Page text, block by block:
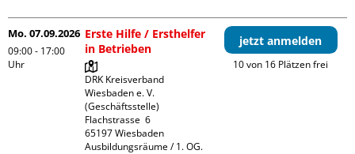
Mo. 07.09.2026
09:00 - 17:00
Uhr
Erste Hilfe / Ersthelfer
in Betrieben
DRK Kreisverband
Wiesbaden e. V.
(Geschäftsstelle)
Flachstrasse  6
65197 Wiesbaden
Ausbildungsräume / 1. OG.
jetzt anmelden
10 von 16 Plätzen frei